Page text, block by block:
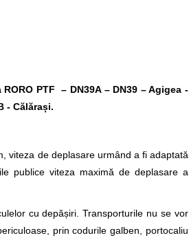
RORO PTF – DN39A – DN39 – Agigea -
- Călărași.
viteza de deplasare urmând a fi adaptată
publice viteza maximă de deplasare a
cu depășiri. Transporturile nu se vor
prin codurile galben, portocaliu